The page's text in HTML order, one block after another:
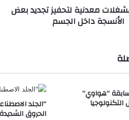
معدنية لتحفيز تجديد بعض
الأنسجة داخل الجسم
“هواوي”
“الجلد
الحروق الشديدة